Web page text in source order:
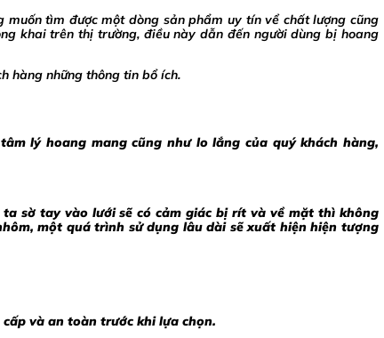
tìm được một dòng sản phẩm uy tín vể chất lượng cũng
khai trên thị trường, điều này dẫn đến người dùng bị hoang
hàng những thông tin bổ ích.
lý hoang mang cũng như lo lắng của quý khách hàng,
sờ tay vào lưới sẽ có cảm giác bị rít và về mặt thì không
một quá trình sử dụng lâu dài sẽ xuất hiện hiện tượng
và an toàn trước khi lựa chọn.